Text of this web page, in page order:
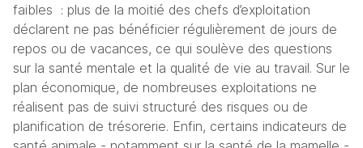
faibles  : plus de la moitié des chefs d’exploitation
déclarent ne pas bénéficier régulièrement de jours de
repos ou de vacances, ce qui soulève des questions
sur la santé mentale et la qualité de vie au travail. Sur le
plan économique, de nombreuses exploitations ne
réalisent pas de suivi structuré des risques ou de
planification de trésorerie. Enfin, certains indicateurs de